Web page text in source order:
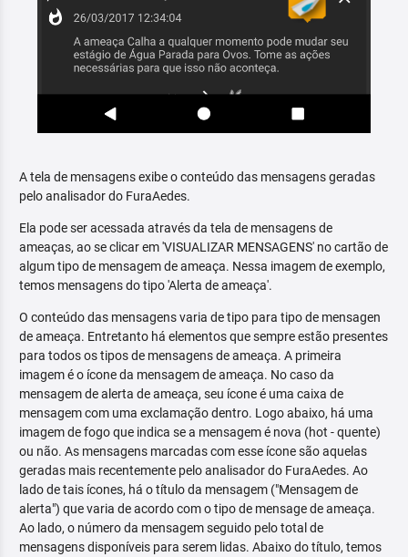
A tela de mensagens exibe o conteúdo das mensagens geradas
pelo analisador do FuraAedes.
Ela pode ser acessada através da tela de mensagens de
ameaças, ao se clicar em 'VISUALIZAR MENSAGENS' no cartão de
algum tipo de mensagem de ameaça. Nessa imagem de exemplo,
temos mensagens do tipo 'Alerta de ameaça'.
O conteúdo das mensagens varia de tipo para tipo de mensagen
de ameaça. Entretanto há elementos que sempre estão presentes
para todos os tipos de mensagens de ameaça. A primeira
imagem é o ícone da mensagem de ameaça. No caso da
mensagem de alerta de ameaça, seu ícone é uma caixa de
mensagem com uma exclamação dentro. Logo abaixo, há uma
imagem de fogo que indica se a mensagem é nova (hot - quente)
ou não. As mensagens marcadas com esse ícone são aquelas
geradas mais recentemente pelo analisador do FuraAedes. Ao
lado de tais ícones, há o título da mensagem ("Mensagem de
alerta") que varia de acordo com o tipo de mensage de ameaça.
Ao lado, o número da mensagem seguido pelo total de
mensagens disponíveis para serem lidas. Abaixo do título, temos